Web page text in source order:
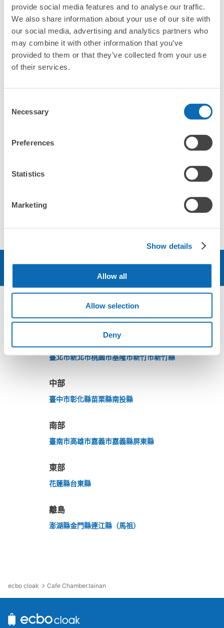
provide social media features and to analyse our traffic.
We also share information about your use of our site with
our social media, advertising and analytics partners who
may combine it with other information that you’ve
provided to them or that they’ve collected from your use
of their services.
Selection
Necessary
Preferences
Statistics
Marketing
Show details
Allow all
Allow selection
Deny
從車站
徒步分
當日預約
可
現場支付
可
吸煙禁煙分隔
有
店舗資訊
區域
臺北市新北市桃園市基隆市新竹市新竹縣
中部
臺中市彰化縣苗栗縣南投縣
南部
臺南市高雄市嘉義市嘉義縣屏東縣
東部
花蓮縣台東縣
離島
澎湖縣金門縣連江縣（馬祖）
ecbo cloak Cafe Chamber.tainan